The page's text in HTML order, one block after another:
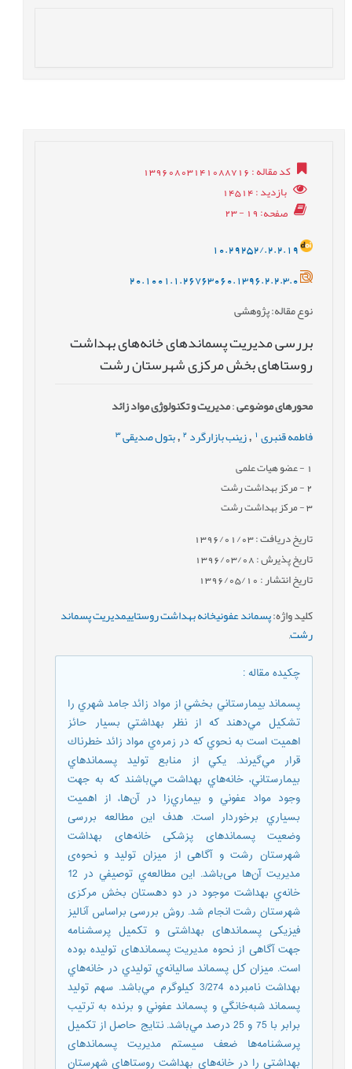
کد مقاله: 13960803141088716
بازدید: 14514
صفحه: 19 - 23
10.29252/.2.2.19
20.1001.1.26763060.1396.2.2.3.0
نوع مقاله: پژوهشی
بررسی مدیریت پسماندهای خانه‌های بهداشت
روستاهای بخش مرکزی شهرستان رشت
محورهای موضوعی:مدیریت و تکنولوژی مواد زائد
فاطمه قنبری , زینب بازارگرد 2
, بتول صدیقی 3
- عضو هیات علمی
2- مرکز بهداشت رشت
3- مرکز بهداشت رشت
تاریخ دریافت : 1396/01/03
تاریخ پذیرش : 1396/03/08
تاریخ انتشار : 1396/05/10
کلید واژه:پسماند عفونیخانه بهداشت روستاییمدیریت پسماند
رشت,
چکیده مقاله:
پسماند بيمارستاني بخشي از مواد زائد جامد شهري را
تشكيل مي‌دهند كه از نظر بهداشتي بسيار حائز
اهميت است به نحوي كه در زمره‌ي مواد زائد خطرناك
قرار مي‌گيرند. يكي از منابع توليد پسماندهاي
بيمارستاني، خانه‌هاي بهداشت مي‌باشند كه به جهت
وجود مواد عفوني و بيماري‌زا در آن‌ها، از اهميت
بسياري برخوردار است. هدف این مطالعه بررسی
وضعیت پسماندهای پزشکی خانه‌های بهداشت
شهرستان رشت و آگاهی از میزان تولید و نحوه‌ی
مدیریت آن‌ها می‌باشد. اين مطالعه‌ي توصيفي در 12
خانه‌ي بهداشت موجود در دو دهستان ‌بخش مرکزی
شهرستان رشت انجام شد. روش بررسی براساس آنالیز
فیزیکی پسماندهای بهداشتی و تکمیل پرسشنامه
جهت آگاهی از نحوه مدیریت پسماندهای تولیده بوده
است. ميزان كل پسماند ساليانه‌ي توليدي در خانه‌هاي
بهداشت نامبرده 3/274 كيلوگرم مي‌باشد. سهم توليد
پسماند شبه‌خانگي و پسماند عفوني و برنده به ترتيب
برابر با 75 و 25 درصد مي‌باشد. نتایج حاصل از تکمیل
پرسشنامه‌ها ضعف سیستم مدیریت پسماندهای
بهداشتی را در خانه‌های بهداشت روستاهای شهرستان